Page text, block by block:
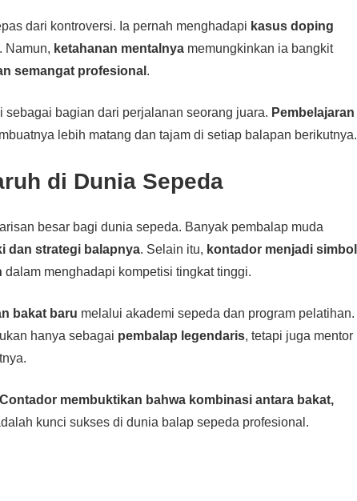
dari kontroversi. Ia pernah menghadapi kasus doping
Namun, ketahanan mentalnya memungkinkan ia bangkit
semangat profesional .
sebagai bagian dari perjalanan seorang juara. Pembelajaran
lebih matang dan tajam di setiap balapan berikutnya.
di Dunia Sepeda
besar bagi dunia sepeda. Banyak pembalap muda
dan strategi balapnya. Selain itu, kontador menjadi simbol
dalam menghadapi kompetisi tingkat tinggi.
bakat baru melalui akademi sepeda dan program pelatihan.
hanya sebagai pembalap legendaris, tetapi juga mentor
Contador membuktikan bahwa kombinasi antara bakat,
kunci sukses di dunia balap sepeda profesional.